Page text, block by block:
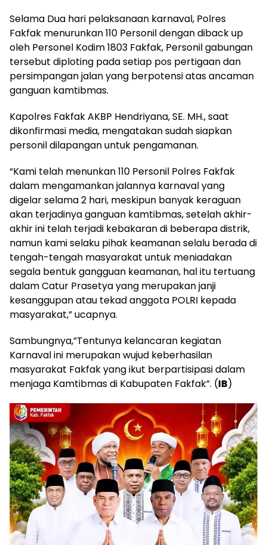
Selama Dua hari pelaksanaan karnaval, Polres
Fakfak menurunkan 110 Personil dengan diback up
oleh Personel Kodim 1803 Fakfak, Personil gabungan
tersebut diploting pada setiap pos pertigaan dan
persimpangan jalan yang berpotensi atas ancaman
ganguan kamtibmas.
Kapolres Fakfak AKBP Hendriyana, SE. MH., saat
dikonfirmasi media, mengatakan sudah siapkan
personil dilapangan untuk pengamanan.
“Kami telah menunkan 110 Personil Polres Fakfak
dalam mengamankan jalannya karnaval yang
digelar selama 2 hari, meskipun banyak keraguan
akan terjadinya ganguan kamtibmas, setelah akhir-
akhir ini telah terjadi kebakaran di beberapa distrik,
namun kami selaku pihak keamanan selalu berada di
tengah-tengah masyarakat untuk meniadakan
segala bentuk gangguan keamanan, hal itu tertuang
dalam Catur Prasetya yang merupakan janji
kesanggupan atau tekad anggota POLRI kepada
masyarakat,” ucapnya.
Sambungnya,”Tentunya kelancaran kegiatan
Karnaval ini merupakan wujud keberhasilan
masyarakat Fakfak yang ikut berpartisipasi dalam
menjaga Kamtibmas di Kabupaten Fakfak”. (IB)